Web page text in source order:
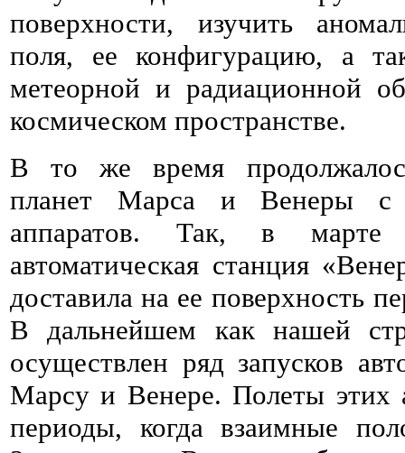
поверхности, изучить
поля, ее конфигурацию, а
метеорной и радиационной
космическом пространстве.
В то же время
планет Марса и Венеры с
аппаратов. Так, в марте
автоматическая станция
доставила на ее поверхность
В дальнейшем как нашей
осуществлен ряд запусков
Марсу и Венере. Полеты этих
периоды, когда взаимные